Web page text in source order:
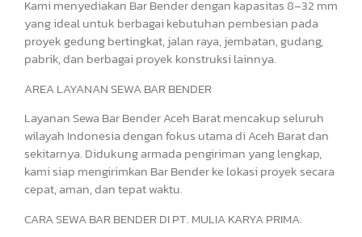
Kami menyediakan Bar Bender dengan kapasitas 8–32 mm
yang ideal untuk berbagai kebutuhan pembesian pada
proyek gedung bertingkat, jalan raya, jembatan, gudang,
pabrik, dan berbagai proyek konstruksi lainnya.
AREA LAYANAN SEWA BAR BENDER
Layanan Sewa Bar Bender Aceh Barat mencakup seluruh
wilayah Indonesia dengan fokus utama di Aceh Barat dan
sekitarnya. Didukung armada pengiriman yang lengkap,
kami siap mengirimkan Bar Bender ke lokasi proyek secara
cepat, aman, dan tepat waktu.
CARA SEWA BAR BENDER DI PT. MULIA KARYA PRIMA: